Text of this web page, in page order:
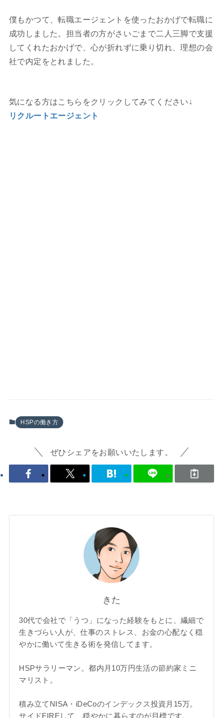
僕もかつて、転職エージェントを使ったおかげで転職に
成功しました。担当者の方がさいごまで二人三脚で支援
してくれたおかげで、心が折れずに乗り切れ、理想の会
社で内定をとれました。
気になる方はこちらをクリックしてみてください↓
リクルートエージェント
HSPの働き方
ぜひシェアをお願いいたします。
きた
30代で会社で「うつ」になった経験をもとに、繊細で
生きづらい人が、仕事のストレス、お金の心配なく穏
やかに働いて生きる術を発信してます。
HSPサラリーマン。都内月10万円生活の節約家ミニ
マリスト。
積み立てNISA・iDeCoのインデックス投資月15万。
サイドFIREして、穏やかに暮らすのが目標です。